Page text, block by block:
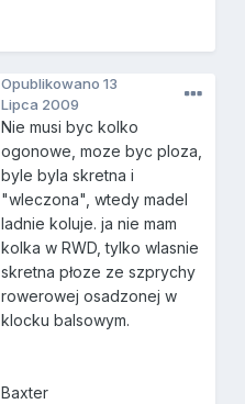
Opublikowano13
Lipca 2009
Nie musi byc kolko
ogonowe, moze byc ploza,
byle byla skretna i
"wleczona", wtedy madel
ladnie koluje. ja nie mam
kolka w RWD, tylko wlasnie
skretna płoze ze szprychy
rowerowej osadzonej w
klocku balsowym.
Baxter